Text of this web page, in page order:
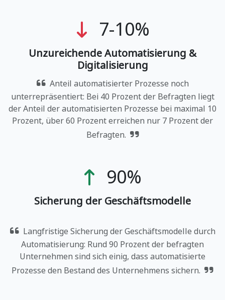
7-10%
Unzureichende Automatisierung &
Digitalisierung
Anteil automatisierter Prozesse noch
unterrepräsentiert: Bei 40 Prozent der Befragten liegt
der Anteil der automatisierten Prozesse bei maximal 10
Prozent, über 60 Prozent erreichen nur 7 Prozent der
Befragten.
90%
Sicherung der Geschäftsmodelle
Langfristige Sicherung der Geschäftsmodelle durch
Automatisierung: Rund 90 Prozent der befragten
Unternehmen sind sich einig, dass automatisierte
Prozesse den Bestand des Unternehmens sichern.